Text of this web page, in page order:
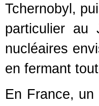
Tchernobyl,
particulier au
nucléaires
en fermant
En France,